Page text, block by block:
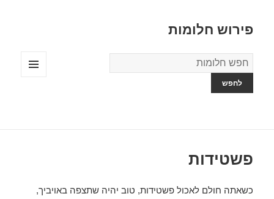
פירוש חלומות
מילון
החלומות
פשטידות
כשאתה חולם לאכול פשטידות, טוב יהיה שתצפה באויביך,